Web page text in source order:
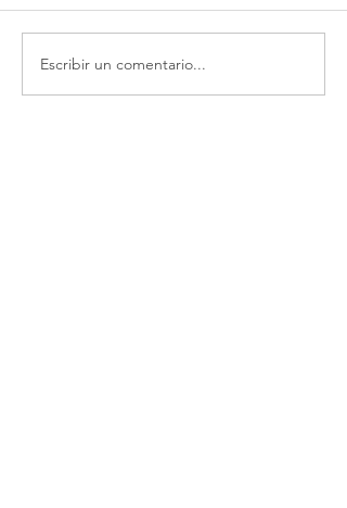
Escribir un comentario...